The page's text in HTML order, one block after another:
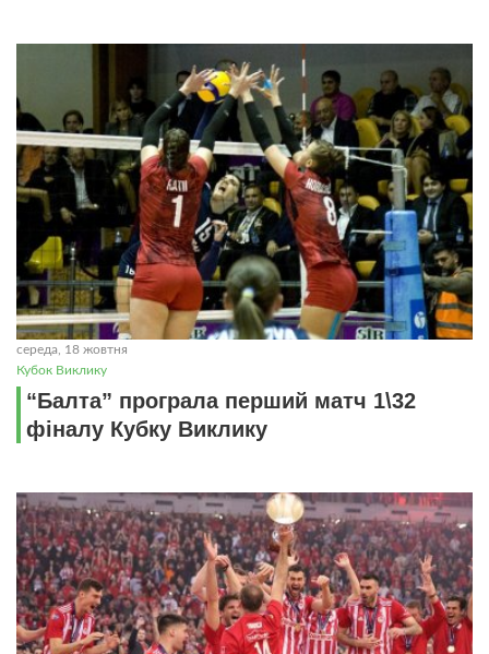
середа, 18 жовтня
Кубок Виклику
“Балта” програла перший матч 1\32
фіналу Кубку Виклику